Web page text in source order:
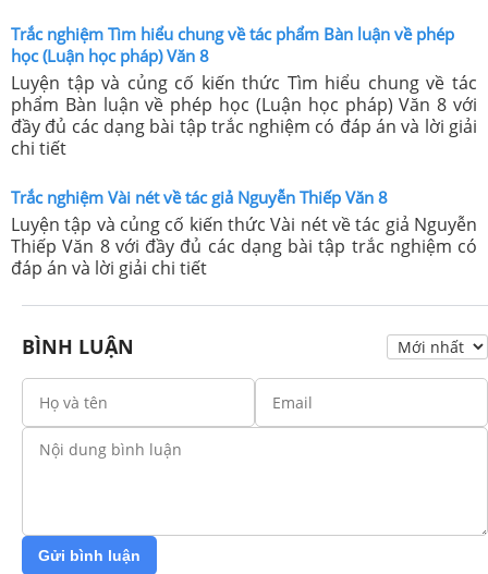
Trắc nghiệm Tìm hiểu chung về tác phẩm Bàn luận về phép
học (Luận học pháp) Văn 8
Luyện tập và củng cố kiến thức Tìm hiểu chung về tác
phẩm Bàn luận về phép học (Luận học pháp) Văn 8 với
đầy đủ các dạng bài tập trắc nghiệm có đáp án và lời giải
chi tiết
Trắc nghiệm Vài nét về tác giả Nguyễn Thiếp Văn 8
Luyện tập và củng cố kiến thức Vài nét về tác giả Nguyễn
Thiếp Văn 8 với đầy đủ các dạng bài tập trắc nghiệm có
đáp án và lời giải chi tiết
BÌNH LUẬN
Gửi bình luận